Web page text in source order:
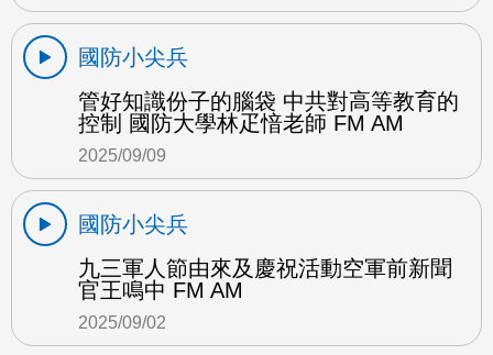
國防小尖兵
管好知識份子的腦袋 中共對高等教育的
控制 國防大學林疋愔老師 FM AM
2025/09/09
國防小尖兵
九三軍人節由來及慶祝活動空軍前新聞
官王鳴中 FM AM
2025/09/02